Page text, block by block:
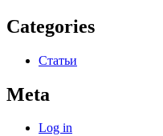
Categories
Статьи
Meta
Log in